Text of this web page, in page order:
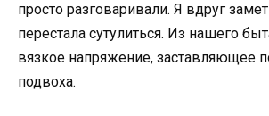
просто разговаривали. Я вдруг
перестала сутулиться. Из нашего
вязкое напряжение, заставляющее
подвоха.